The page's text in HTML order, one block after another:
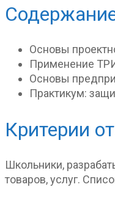
Основы
Применение
Основы
Практикум:
Критерии
Школьники,
товаров, услуг.